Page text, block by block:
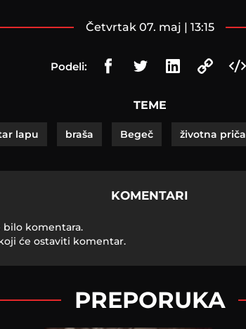
četvrtak 07. maj | 13:15
Podeli:
TEME
lapu braša Begeč životna priča
KOMENTARI
bilo komentara.
će ostaviti komentar.
PREPORUKA